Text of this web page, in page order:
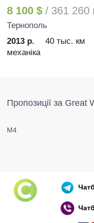
Російський
8 100 $ / 361 260
Тернополь
2013 р.
40 тыс. км
механіка
Пропозиції за Great
М4